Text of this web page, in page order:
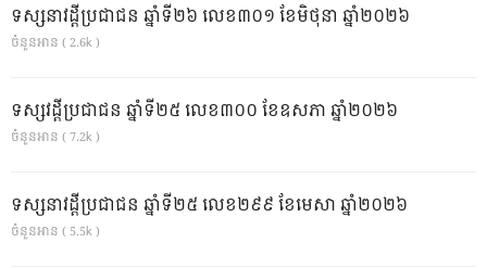
ទស្សនាវដ្ដីប្រជាជន ឆ្នាំទី២៦ លេខ៣០១ ខែមិថុនា ឆ្នាំ២០២៦
ចំនួនអាន ( 2.6k )
ទស្សវដ្តីប្រជាជន ឆ្នាំទី២៥ លេខ៣០០ ខែឧសភា ឆ្នាំ២០២៦
ចំនួនអាន ( 7.2k )
ទស្សនាវដ្ដីប្រជាជន ឆ្នាំទី២៥ លេខ២៩៩ ខែមេសា ឆ្នាំ២០២៦
ចំនួនអាន ( 5.5k )